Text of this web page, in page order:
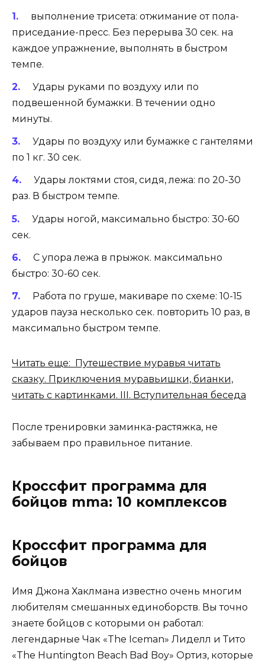
выполнение трисета: отжимание от пола-
приседание-пресс. Без перерыва 30 сек. на
каждое упражнение, выполнять в быстром
темпе.
Удары руками по воздуху или по
подвешенной бумажки. В течении одно
минуты.
Удары по воздуху или бумажке с гантелями
по 1 кг. 30 сек.
Удары локтями стоя, сидя, лежа: по 20-30
раз. В быстром темпе.
Удары ногой, максимально быстро: 30-60
сек.
С упора лежа в прыжок. максимально
быстро: 30-60 сек.
Работа по груше, макиваре по схеме: 10-15
ударов пауза несколько сек. повторить 10 раз, в
максимально быстром темпе.
Читать еще: Путешествие муравья читать
сказку. Приключения муравьишки, бианки,
читать с картинками. III. Вступительная беседа
После тренировки заминка-растяжка, не
забываем про правильное питание.
Кроссфит программа для
бойцов mma: 10 комплексов
Кроссфит программа для
бойцов
Имя Джона Хаклмана известно очень многим
любителям смешанных единоборств. Вы точно
знаете бойцов с которыми он работал:
легендарные Чак «The Iceman» Лиделл и Тито
«The Huntington Beach Bad Boy» Ортиз, которые